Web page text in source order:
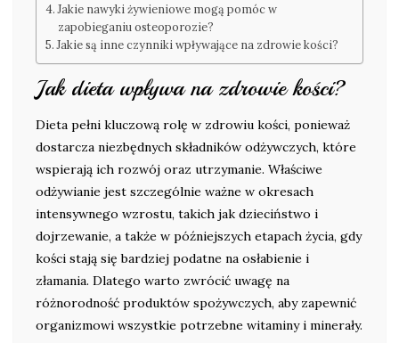
Jakie nawyki żywieniowe mogą pomóc w
zapobieganiu osteoporozie?
Jakie są inne czynniki wpływające na zdrowie kości?
Jak dieta wpływa na zdrowie kości?
Dieta pełni kluczową rolę w zdrowiu kości, ponieważ
dostarcza niezbędnych składników odżywczych, które
wspierają ich rozwój oraz utrzymanie. Właściwe
odżywianie jest szczególnie ważne w okresach
intensywnego wzrostu, takich jak dzieciństwo i
dojrzewanie, a także w późniejszych etapach życia, gdy
kości stają się bardziej podatne na osłabienie i
złamania. Dlatego warto zwrócić uwagę na
różnorodność produktów spożywczych, aby zapewnić
organizmowi wszystkie potrzebne witaminy i minerały.